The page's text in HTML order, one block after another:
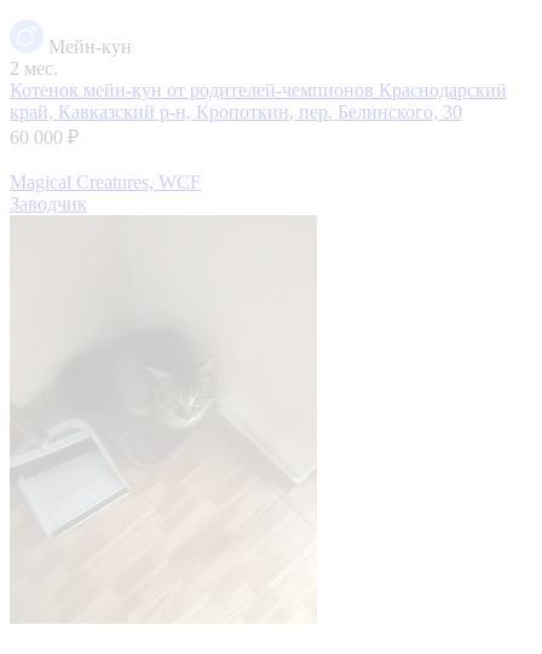
Мейн-кун
2 мес.
Котенок мейн-кун от родителей-чемпионов Краснодарский
край, Кавказский р-н, Кропоткин, пер. Белинского, 30
60 000 ₽
Magical Creatures, WCF
Заводчик